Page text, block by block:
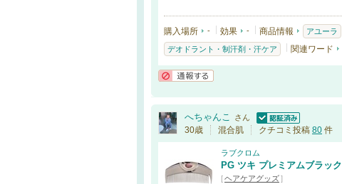
購入場所 - 効果 - 商品情報 アユーラ
デオドラント・制汗剤・汗ケア 関連ワード
へちゃんこ
さん
認証済
30歳 混合肌 クチコミ投稿 80 件
ラブクロム
PG ツキ プレミアムブラック
[ヘアケアグッズ]